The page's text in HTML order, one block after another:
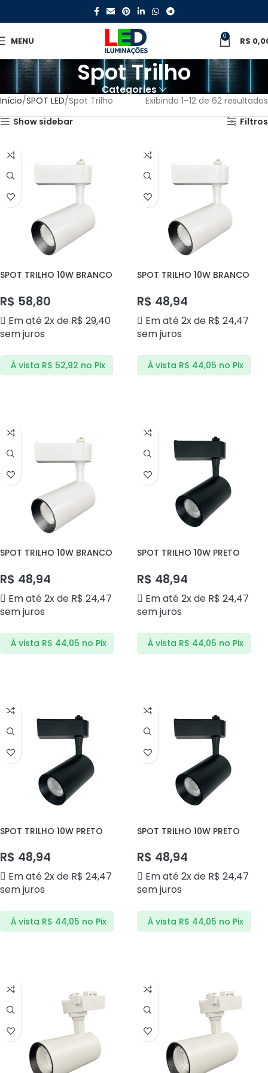
MENU 0 R$
Spot Trilho
Categories
Início SPOT LED Spot Trilho
Exibindo 1–12 de 62 resultados
Show sidebar
Filtros
SPOT TRILHO 10W BRANCO
R$ 58,80
Em até 2x de R$ 29,40
sem juros
À vista R$ 52,92 no Pix
SPOT TRILHO 10W BRANCO
R$ 48,94
Em até 2x de R$ 24,47
sem juros
À vista R$ 44,05 no Pix
SPOT TRILHO 10W BRANCO
R$ 48,94
Em até 2x de R$ 24,47
sem juros
À vista R$ 44,05 no Pix
SPOT TRILHO 10W PRETO
R$ 48,94
Em até 2x de R$ 24,47
sem juros
À vista R$ 44,05 no Pix
SPOT TRILHO 10W PRETO
R$ 48,94
Em até 2x de R$ 24,47
sem juros
À vista R$ 44,05 no Pix
SPOT TRILHO 10W PRETO
R$ 48,94
Em até 2x de R$ 24,47
sem juros
À vista R$ 44,05 no Pix